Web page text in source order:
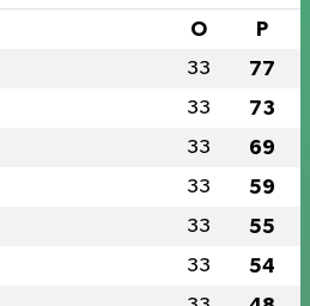
O P
33 77
33 73
33 69
33 59
33 55
33 54